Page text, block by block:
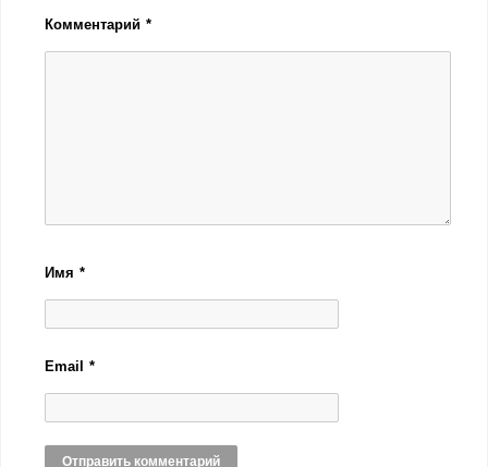
Комментарий*
Имя*
Email*